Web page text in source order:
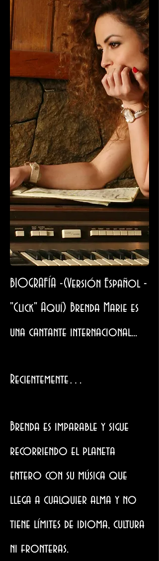
BIOGRAFÍA -(Versión Español -
"Click" Aquí) Brenda Marie es
una cantante internacional...
Recientemente…
Brenda es imparable y sigue
recorriendo el planeta
entero con su música que
llega a cualquier alma y no
tiene límites de idioma, cultura
ni fronteras.